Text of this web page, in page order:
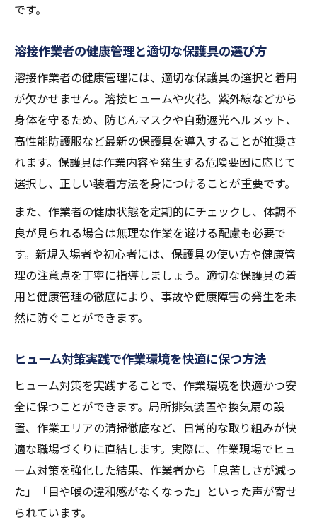
です。
溶接作業者の健康管理と適切な保護具の選び方
溶接作業者の健康管理には、適切な保護具の選択と着用
が欠かせません。溶接ヒュームや火花、紫外線などから
身体を守るため、防じんマスクや自動遮光ヘルメット、
高性能防護服など最新の保護具を導入することが推奨さ
れます。保護具は作業内容や発生する危険要因に応じて
選択し、正しい装着方法を身につけることが重要です。
また、作業者の健康状態を定期的にチェックし、体調不
良が見られる場合は無理な作業を避ける配慮も必要で
す。新規入場者や初心者には、保護具の使い方や健康管
理の注意点を丁寧に指導しましょう。適切な保護具の着
用と健康管理の徹底により、事故や健康障害の発生を未
然に防ぐことができます。
ヒューム対策実践で作業環境を快適に保つ方法
ヒューム対策を実践することで、作業環境を快適かつ安
全に保つことができます。局所排気装置や換気扇の設
置、作業エリアの清掃徹底など、日常的な取り組みが快
適な職場づくりに直結します。実際に、作業現場でヒュ
ーム対策を強化した結果、作業者から「息苦しさが減っ
た」「目や喉の違和感がなくなった」といった声が寄せ
られています。